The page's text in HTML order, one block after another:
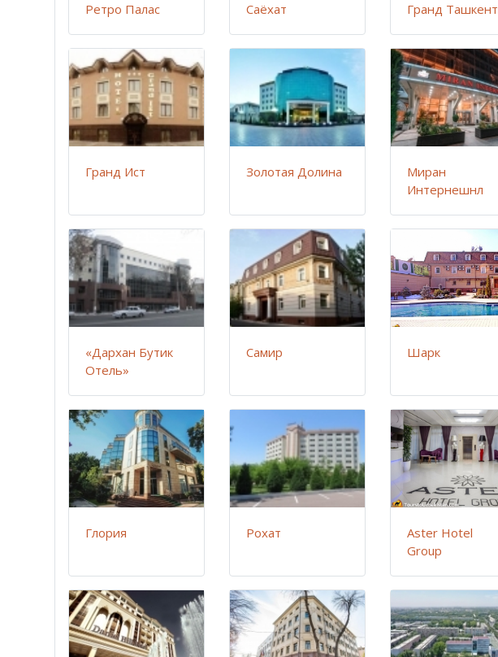
Ретро Палас Саёхат Гранд Ташкент
Гранд Ист Золотая Долина
Миран
Интернешнл
«Дархан Бутик
Отель»
Самир Шарк
Глория Рохат
Aster Hotel
Group